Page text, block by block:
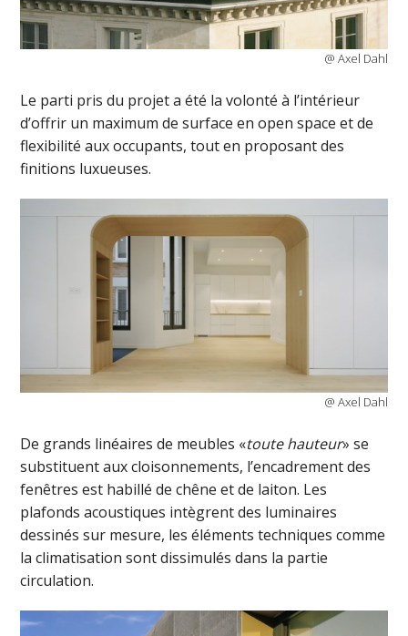
@ Axel Dahl
Le parti pris du projet a été la volonté à l’intérieur
d’offrir un maximum de surface en open space et de
flexibilité aux occupants, tout en proposant des
finitions luxueuses.
@ Axel Dahl
De grands linéaires de meubles «toute hauteur» se
substituent aux cloisonnements, l’encadrement des
fenêtres est habillé de chêne et de laiton. Les
plafonds acoustiques intègrent des luminaires
dessinés sur mesure, les éléments techniques comme
la climatisation sont dissimulés dans la partie
circulation.